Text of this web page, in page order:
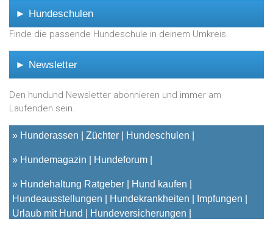
► Hundeschulen
Finde die passende Hundeschule in deinem Umkreis.
► Newsletter
Den hundund Newsletter abonnieren und immer am
Laufenden sein.
» Hunderassen Züchter Hundeschulen
» Hundemagazin Hundeforum
» Hundehaltung Ratgeber
Hund kaufen
Hundeausstellungen
Hundekrankheiten
Impfungen
Urlaub mit Hund
Hundeversicherungen